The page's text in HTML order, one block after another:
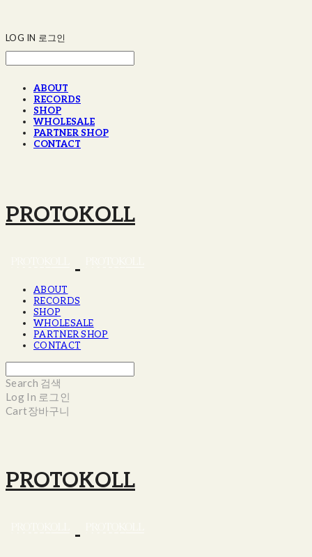
LOG IN 로그인
ABOUT
RECORDS
SHOP
WHOLESALE
PARTNER SHOP
CONTACT
PROTOKOLL
ABOUT
RECORDS
SHOP
WHOLESALE
PARTNER SHOP
CONTACT
Search 검색
Log In 로그인
Cart장바구니
PROTOKOLL